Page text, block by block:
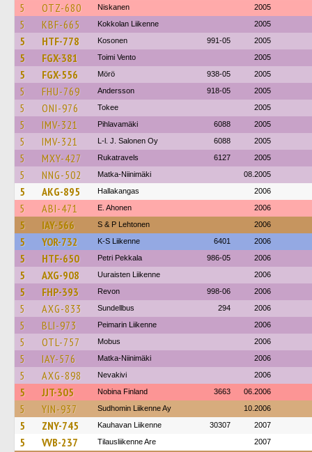
5 OTZ-680 Niskanen 2005
5 KBF-665 Kokkolan Liikenne 2005
5 HTF-778 Kosonen 991-05 2005
5 FGX-381 Toimi Vento 2005
5 FGX-556 Mörö 938-05 2005
5 FHU-769 Andersson 918-05 2005
5 ONI-976 Tokee 2005
5 IMV-321 Pihlavamäki 6088 2005
5 IMV-321 L-l. J. Salonen Oy 6088 2005
5 MXY-427 Rukatravels 6127 2005
5 NNG-502 Matka-Niinimäki 08.2005
5 AKG-895 Hallakangas 2006
5 ABI-471 E. Ahonen 2006
5 IAY-566 S & P Lehtonen 2006
5 YOR-732 K-S Liikenne 6401 2006
5 HTF-650 Petri Pekkala 986-05 2006
5 AXG-908 Uuraisten Liikenne 2006
5 FHP-393 Revon 998-06 2006
5 AXG-833 Sundellbus 294 2006
5 BLI-973 Peimarin Liikenne 2006
5 OTL-757 Mobus 2006
5 IAY-576 Matka-Niinimäki 2006
5 AXG-898 Nevakivi 2006
5 JJT-305 Nobina Finland 3663 06.2006
5 YIN-937 Sudhomin Liikenne Ay 10.2006
5 ZNY-745 Kauhavan Liikenne 30307 2007
5 VVB-237 Tilausliikenne Are 2007